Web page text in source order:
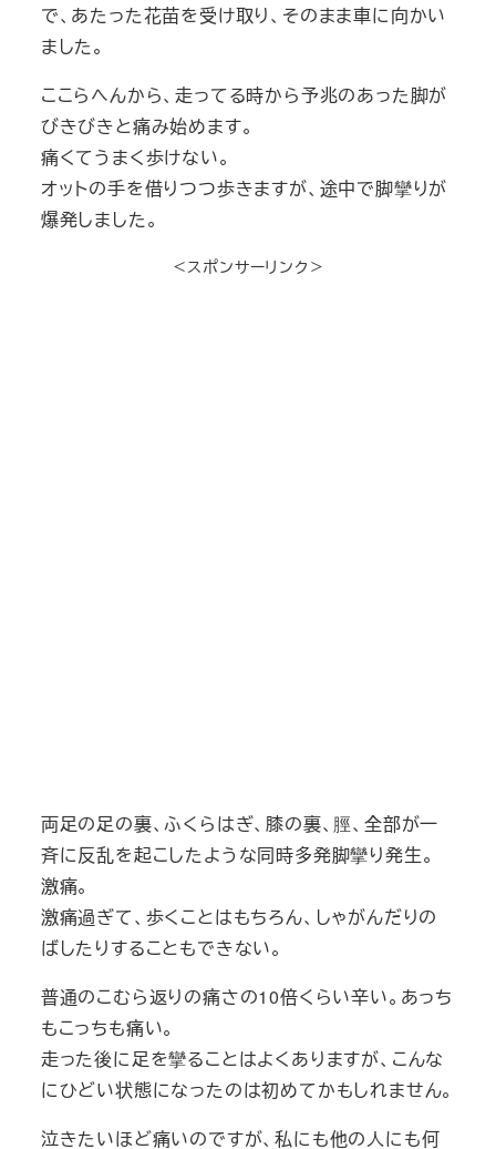
で、あたった花苗を受け取り、そのまま車に向かい
ました。
ここらへんから、走ってる時から予兆のあった脚が
びきびきと痛み始めます。
痛くてうまく歩けない。
オットの手を借りつつ歩きますが、途中で脚攣りが
爆発しました。
＜スポンサーリンク＞
両足の足の裏、ふくらはぎ、膝の裏、脛、全部が一
斉に反乱を起こしたような同時多発脚攣り発生。
激痛。
激痛過ぎて、歩くことはもちろん、しゃがんだりの
ばしたりすることもできない。
普通のこむら返りの痛さの10倍くらい辛い。あっち
もこっちも痛い。
走った後に足を攣ることはよくありますが、こんな
にひどい状態になったのは初めてかもしれません。
泣きたいほど痛いのですが、私にも他の人にも何